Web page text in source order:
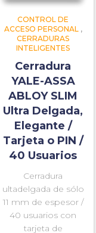
CONTROL DE
ACCESO PERSONAL,
CERRADURAS
INTELIGENTES
Cerradura
YALE-ASSA
ABLOY SLIM
Ultra Delgada,
Elegante /
Tarjeta o PIN /
40 Usuarios
Cerradura
ultadelgada de sólo
11 mm de espesor /
40 usuarios con
tarjeta de